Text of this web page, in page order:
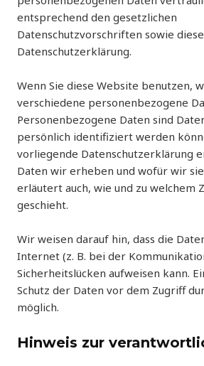
entsprechend den gesetzlichen
Datenschutzvorschriften sowie
Datenschutzerklärung.
Wenn Sie diese Website benutzen,
verschiedene personenbezogene
Personenbezogene Daten sind
persönlich identifiziert werden
vorliegende Datenschutzerklärung
Daten wir erheben und wofür wir
erläutert auch, wie und zu welchem
geschieht.
Wir weisen darauf hin, dass die
Internet (z. B. bei der
Sicherheitslücken aufweisen kann.
Schutz der Daten vor dem Zugriff
möglich.
Hinweis zur